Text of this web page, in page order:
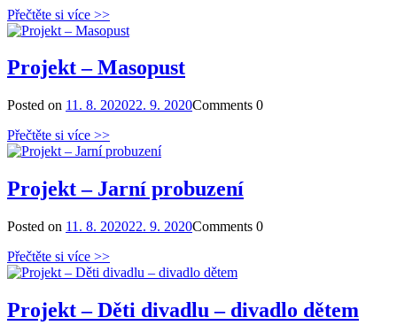
Přečtěte si více >>
Projekt – Masopust
Posted on 11. 8. 202022. 9. 2020Comments 0
Přečtěte si více >>
Projekt – Jarní probuzení
Posted on 11. 8. 202022. 9. 2020Comments 0
Přečtěte si více >>
Projekt – Děti divadlu – divadlo dětem